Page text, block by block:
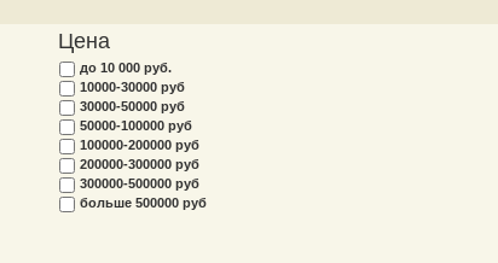
Цена
до 10 000 руб.
10000-30000 руб
30000-50000 руб
50000-100000 руб
100000-200000 руб
200000-300000 руб
300000-500000 руб
больше 500000 руб